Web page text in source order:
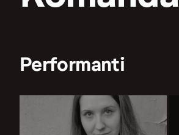
Performanti